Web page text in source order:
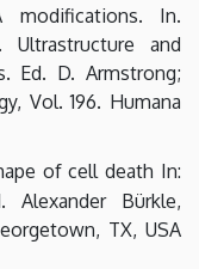
modifications. In.
Ultrastructure and
Ed. D. Armstrong;
Vol. 196. Humana
of cell death In:
Alexander Bürkle,
TX, USA